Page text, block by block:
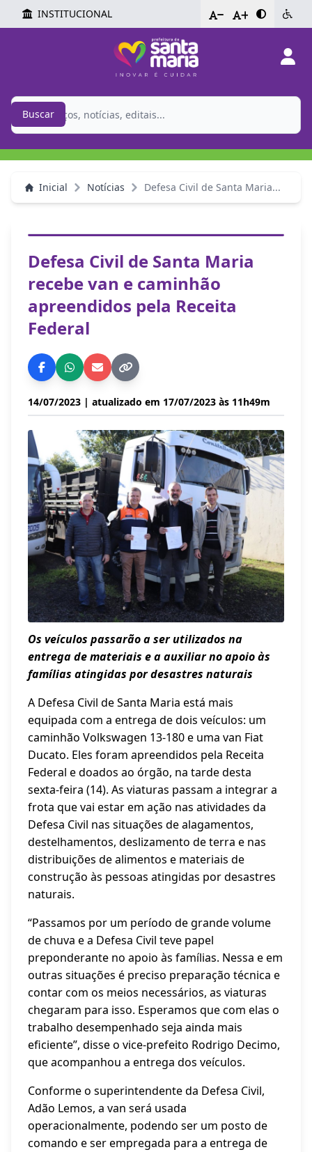
INSTITUCIONAL - +
Buscar
Inicial Notícias Defesa Civil de Santa Maria...
Defesa Civil de Santa Maria
recebe van e caminhão
apreendidos pela Receita
Federal
14/07/2023 | atualizado em 17/07/2023 às 11h49m
Os veículos passarão a ser utilizados na
entrega de materiais e a auxiliar no apoio às
famílias atingidas por desastres naturais
A Defesa Civil de Santa Maria está mais
equipada com a entrega de dois veículos: um
caminhão Volkswagen 13-180 e uma van Fiat
Ducato. Eles foram apreendidos pela Receita
Federal e doados ao órgão, na tarde desta
sexta-feira (14). As viaturas passam a integrar a
frota que vai estar em ação nas atividades da
Defesa Civil nas situações de alagamentos,
destelhamentos, deslizamento de terra e nas
distribuições de alimentos e materiais de
construção às pessoas atingidas por desastres
naturais.
“Passamos por um período de grande volume
de chuva e a Defesa Civil teve papel
preponderante no apoio às famílias. Nessa e em
outras situações é preciso preparação técnica e
contar com os meios necessários, as viaturas
chegaram para isso. Esperamos que com elas o
trabalho desempenhado seja ainda mais
eficiente”, disse o vice-prefeito Rodrigo Decimo,
que acompanhou a entrega dos veículos.
Conforme o superintendente da Defesa Civil,
Adão Lemos, a van será usada
operacionalmente, podendo ser um posto de
comando e ser empregada para a entrega de